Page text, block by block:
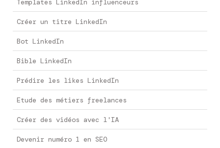
Templates LinkedIn influenceurs
Créer un titre LinkedIn
Bot LinkedIn
Bible LinkedIn
Prédire les likes LinkedIn
Etude des métiers freelances
Créer des vidéos avec l'IA
Devenir numéro 1 en SEO